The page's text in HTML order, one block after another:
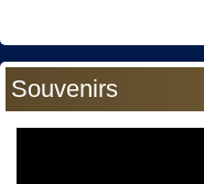
Souvenirs